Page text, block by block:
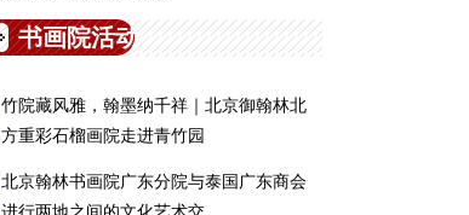
书画院活动
竹院藏风雅，翰墨纳千祥｜北京御翰林北
方重彩石榴画院走进青竹园
北京翰林书画院广东分院与泰国广东商会